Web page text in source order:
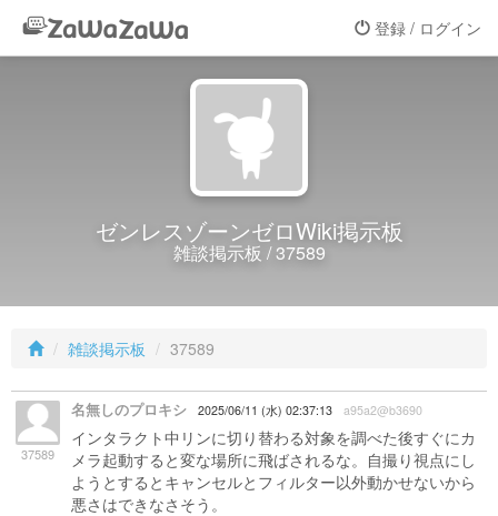
登録 / ログイン
ゼンレスゾーンゼロWiki掲示板
雑談掲示板 / 37589
雑談掲示板 37589
37589
名無しのプロキシ 2025/06/11 (水) 02:37:13 a95a2@b3690
インタラクト中リンに切り替わる対象を調べた後すぐにカ
メラ起動すると変な場所に飛ばされるな。自撮り視点にし
ようとするとキャンセルとフィルター以外動かせないから
悪さはできなさそう。